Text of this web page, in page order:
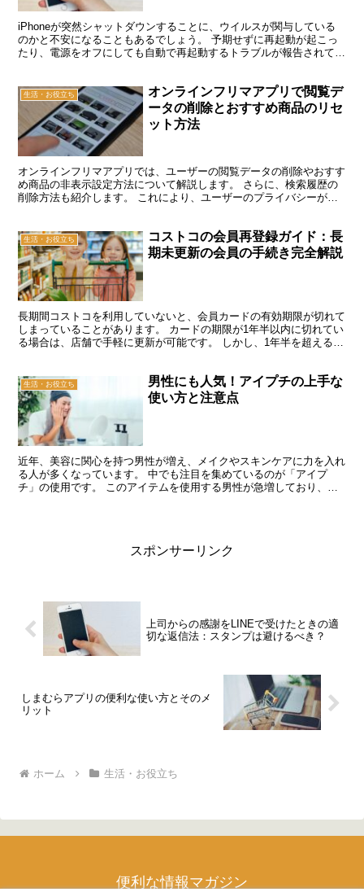
iPhoneが突然シャットダウンすることに、ウイルスが関与している
のかと不安になることもあるでしょう。 予期せずに再起動が起こっ
たり、電源をオフにしても自動で再起動するトラブルが報告されてい
生活・お役立ち
オンラインフリマアプリで閲覧デ
ータの削除とおすすめ商品のリセ
ット方法
オンラインフリマアプリでは、ユーザーの閲覧データの削除やおすす
め商品の非表示設定方法について解説します。 さらに、検索履歴の
削除方法も紹介します。 これにより、ユーザーのプライバシーが強
生活・お役立ち
コストコの会員再登録ガイド：長
期未更新の会員の手続き完全解説
長期間コストコを利用していないと、会員カードの有効期限が切れて
しまっていることがあります。 カードの期限が1年半以内に切れてい
る場合は、店舗で手軽に更新が可能です。 しかし、1年半を超える期
生活・お役立ち
男性にも人気！アイプチの上手な
使い方と注意点
近年、美容に関心を持つ男性が増え、メイクやスキンケアに力を入れ
る人が多くなっています。 中でも注目を集めているのが「アイプ
チ」の使用です。 このアイテムを使用する男性が急増しており、そ
スポンサーリンク
上司からの感謝をLINEで受けたときの適
切な返信法：スタンプは避けるべき？
しまむらアプリの便利な使い方とそのメ
リット
ホーム 生活・お役立ち
便利な情報マガジン